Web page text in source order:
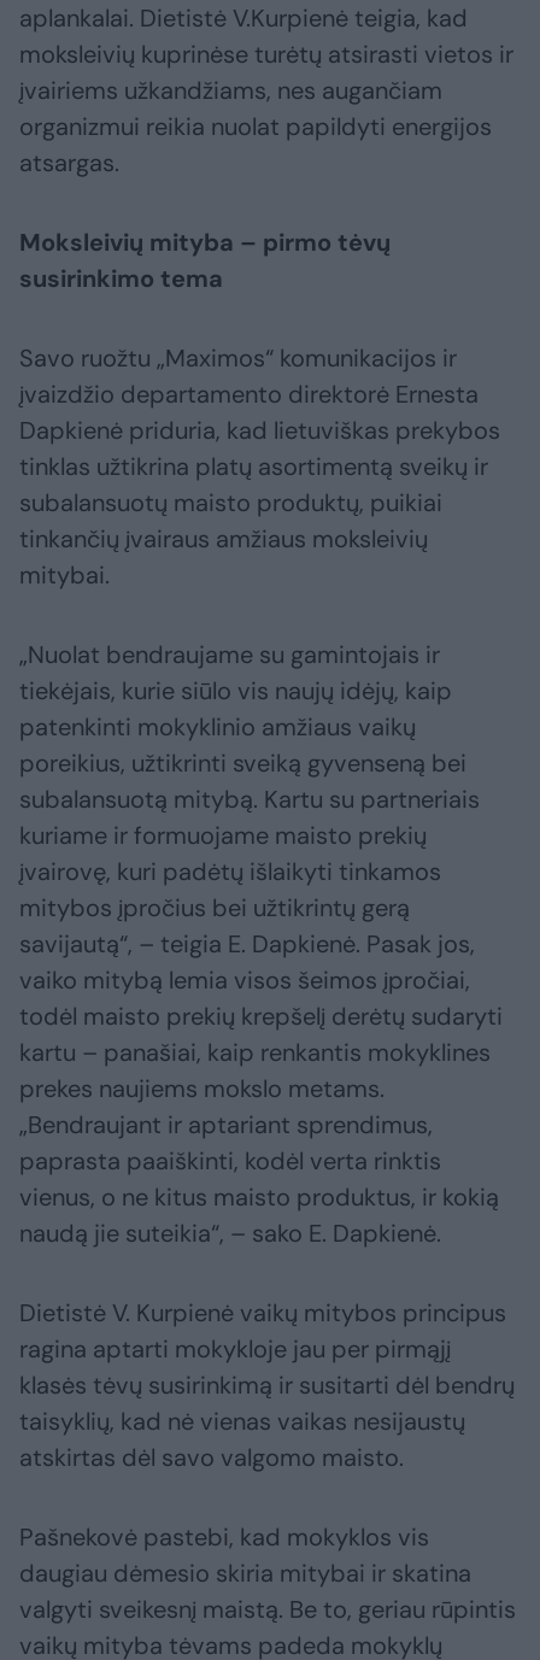
aplankalai. Dietistė V.Kurpienė teigia, kad
moksleivių kuprinėse turėtų atsirasti vietos ir
įvairiems užkandžiams, nes augančiam
organizmui reikia nuolat papildyti energijos
atsargas.
Moksleivių mityba – pirmo tėvų
susirinkimo tema
Savo ruožtu „Maximos“ komunikacijos ir
įvaizdžio departamento direktorė Ernesta
Dapkienė priduria, kad lietuviškas prekybos
tinklas užtikrina platų asortimentą sveikų ir
subalansuotų maisto produktų, puikiai
tinkančių įvairaus amžiaus moksleivių
mitybai.
„Nuolat bendraujame su gamintojais ir
tiekėjais, kurie siūlo vis naujų idėjų, kaip
patenkinti mokyklinio amžiaus vaikų
poreikius, užtikrinti sveiką gyvenseną bei
subalansuotą mitybą. Kartu su partneriais
kuriame ir formuojame maisto prekių
įvairovę, kuri padėtų išlaikyti tinkamos
mitybos įpročius bei užtikrintų gerą
savijautą“, – teigia E. Dapkienė. Pasak jos,
vaiko mitybą lemia visos šeimos įpročiai,
todėl maisto prekių krepšelį derėtų sudaryti
kartu – panašiai, kaip renkantis mokyklines
prekes naujiems mokslo metams.
„Bendraujant ir aptariant sprendimus,
paprasta paaiškinti, kodėl verta rinktis
vienus, o ne kitus maisto produktus, ir kokią
naudą jie suteikia“, – sako E. Dapkienė.
Dietistė V. Kurpienė vaikų mitybos principus
ragina aptarti mokykloje jau per pirmąjį
klasės tėvų susirinkimą ir susitarti dėl bendrų
taisyklių, kad nė vienas vaikas nesijaustų
atskirtas dėl savo valgomo maisto.
Pašnekovė pastebi, kad mokyklos vis
daugiau dėmesio skiria mitybai ir skatina
valgyti sveikesnį maistą. Be to, geriau rūpintis
vaikų mityba tėvams padeda mokyklų